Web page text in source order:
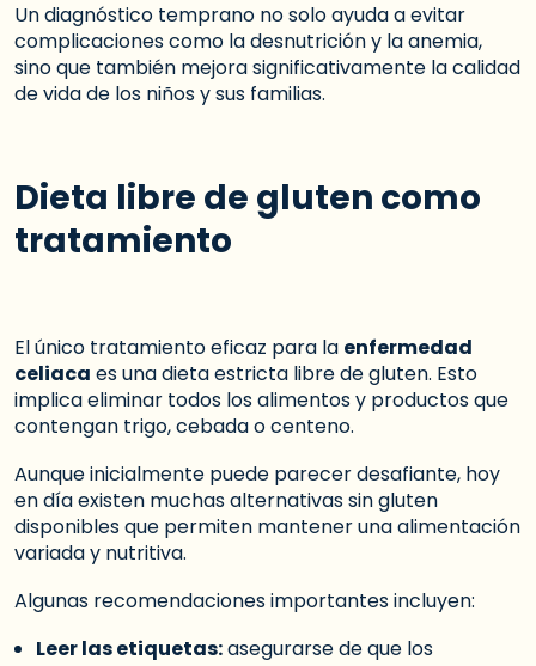
Un diagnóstico temprano no solo ayuda a evitar
complicaciones como la desnutrición y la anemia,
sino que también mejora significativamente la calidad
de vida de los niños y sus familias.
Dieta libre de gluten como
tratamiento
El único tratamiento eficaz para la enfermedad
celiaca es una dieta estricta libre de gluten. Esto
implica eliminar todos los alimentos y productos que
contengan trigo, cebada o centeno.
Aunque inicialmente puede parecer desafiante, hoy
en día existen muchas alternativas sin gluten
disponibles que permiten mantener una alimentación
variada y nutritiva.
Algunas recomendaciones importantes incluyen:
Leer las etiquetas:asegurarse de que los